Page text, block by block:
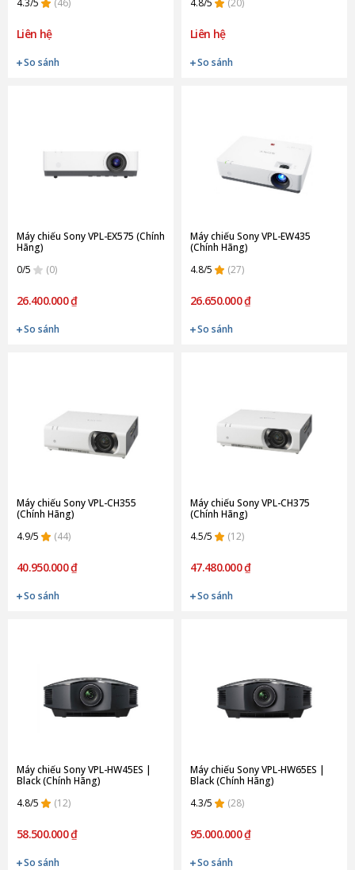
4.3/5
(46)
Liên hệ
So sánh
4.8/5
(20)
Liên hệ
So sánh
Máy chiếu Sony VPL-EX575 (Chính
Hãng)
0/5
(0)
26.400.000 ₫
So sánh
Máy chiếu Sony VPL-EW435
(Chính Hãng)
4.8/5
(27)
26.650.000 ₫
So sánh
Máy chiếu Sony VPL-CH355
(Chính Hãng)
4.9/5
(44)
40.950.000 ₫
So sánh
Máy chiếu Sony VPL-CH375
(Chính Hãng)
4.5/5
(12)
47.480.000 ₫
So sánh
Máy chiếu Sony VPL-HW45ES |
Black (Chính Hãng)
4.8/5
(12)
58.500.000 ₫
So sánh
Máy chiếu Sony VPL-HW65ES |
Black (Chính Hãng)
4.3/5
(28)
95.000.000 ₫
So sánh